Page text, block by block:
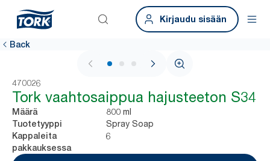
Kirjaudu sisään
Back
1 / 3
470026
Tork vaahtosaippua hajusteeton S34
Määrä 800 ml
Tuotetyyppi Spray Soap
Kappaleita
pakkauksessa
6